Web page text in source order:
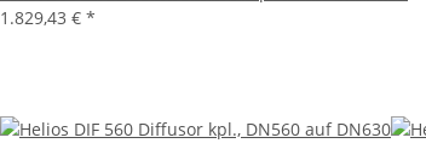
1.829,43 € *